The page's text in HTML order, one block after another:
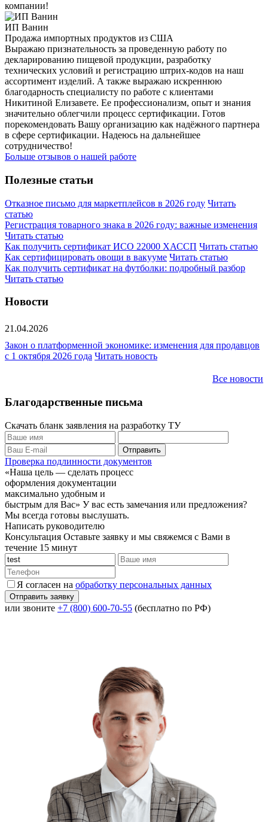
компании!
ИП Ванин
Продажа импортных продуктов из США
Выражаю признательность за проведенную работу по
декларированию пищевой продукции, разработку
технических условий и регистрацию штрих-кодов на наш
ассортимент изделий. А также выражаю искреннюю
благодарность специалисту по работе с клиентами
Никитиной Елизавете. Ее профессионализм, опыт и знания
значительно облегчили процесс сертификации. Готов
порекомендовать Вашу организацию как надёжного партнера
в сфере сертификации. Надеюсь на дальнейшее
сотрудничество!
Больше отзывов о нашей работе
Полезные статьи
Отказное письмо для маркетплейсов в 2026 году Читать
статью
Регистрация товарного знака в 2026 году: важные изменения
Читать статью
Как получить сертификат ИСО 22000 ХАССП Читать статью
Как сертифицировать овощи в вакууме Читать статью
Как получить сертификат на футболки: подробный разбор
Читать статью
Новости
21.04.2026
Закон о платформенной экономике: изменения для продавцов
с 1 октября 2026 года Читать новость
Все новости
Благодарственные письма
Скачать бланк заявления на разработку ТУ
Проверка подлинности документов
«Наша цель — сделать процесс
оформления документации
максимально удобным и
быстрым для Вас» У вас есть замечания или предложения?
Мы всегда готовы выслушать.
Написать руководителю
Консультация Оставьте заявку и мы свяжемся с Вами в
течение 15 минут
Я согласен на обработку персональных данных
или звоните +7 (800) 600-70-55 (бесплатно по РФ)